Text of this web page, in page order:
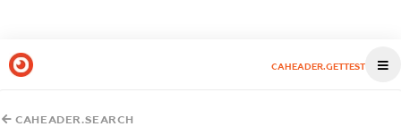
CAHEADER.GETTEST
CAHEADER.SEARCH